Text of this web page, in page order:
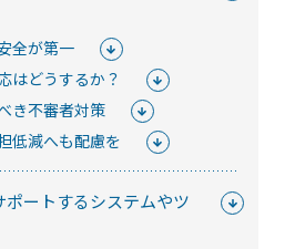
全が第一
はどうするか？
き不審者対策
低減へも配慮を
ポートするシステムやツ
業界別の最新事例をご紹介など、不
の特徴と機能について